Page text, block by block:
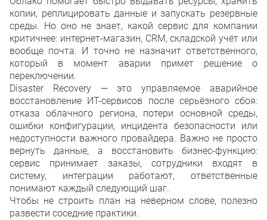
копии, реплицировать данные и запускать резервные
среды. Но оно не знает, какой сервис для компании
критичнее: интернет-магазин, CRM, складской учёт или
вообще почта. И точно не назначит ответственного,
который в момент аварии примет решение о
переключении.
Disaster Recovery — это управляемое аварийное
восстановление ИТ-сервисов после серьёзного сбоя:
отказа облачного региона, потери основной среды,
ошибки конфигурации, инцидента безопасности или
недоступности важного провайдера. Важно не просто
вернуть данные, а восстановить бизнес-функцию:
сервис принимает заказы, сотрудники входят в
систему, интеграции работают, ответственные
понимают каждый следующий шаг.
Чтобы не строить план на неверном слове, полезно
развести соседние практики.